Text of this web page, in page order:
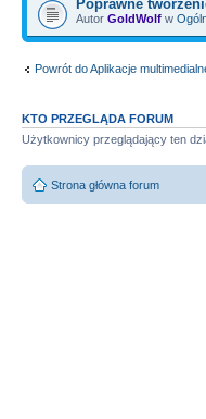
Poprawne
Autor GoldWolf w
Powrót do Aplikacje
KTO PRZEGLĄDA FORUM
Użytkownicy przeglądający ten
Strona główna forum